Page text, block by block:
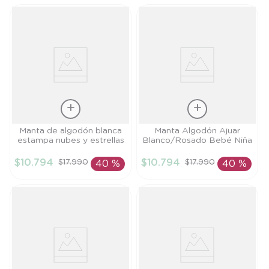
Talla
AÑADIR AL
Manta de algodón blanca
estampa nubes y estrellas
$10.794 $17.990 40 %
Talla
AÑADIR AL
Manta Algodón Ajuar
Blanco/Rosado Bebé Niña
$10.794 $17.990 40 %